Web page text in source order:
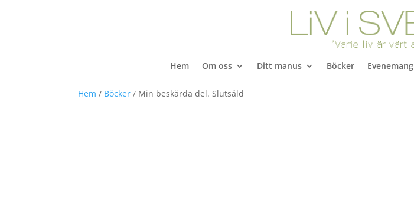
Hem Om oss Ditt manus Böcker Evenemang
Hem / Böcker / Min beskärda del. Slutsåld